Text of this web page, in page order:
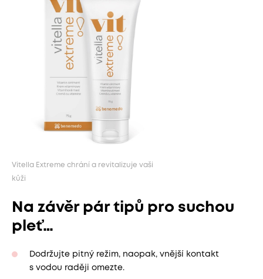
Vitella Extreme chrání a revitalizuje vaši
kůži
Na závěr pár tipů pro suchou
pleť…
Dodržujte pitný režim, naopak, vnější kontakt
s vodou raději omezte.